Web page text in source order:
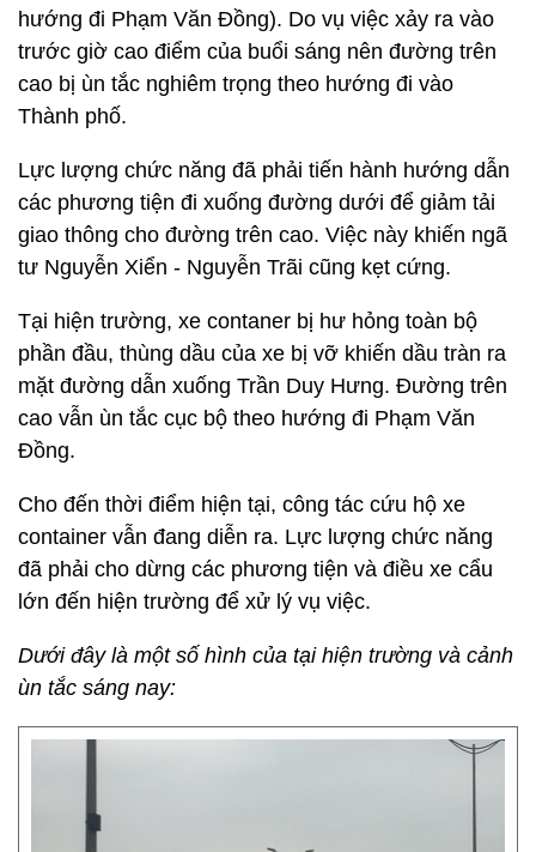
hướng đi Phạm Văn Đồng). Do vụ việc xảy ra vào
trước giờ cao điểm của buổi sáng nên đường trên
cao bị ùn tắc nghiêm trọng theo hướng đi vào
Thành phố.
Lực lượng chức năng đã phải tiến hành hướng dẫn
các phương tiện đi xuống đường dưới để giảm tải
giao thông cho đường trên cao. Việc này khiến ngã
tư Nguyễn Xiển - Nguyễn Trãi cũng kẹt cứng.
Tại hiện trường, xe contaner bị hư hỏng toàn bộ
phần đầu, thùng dầu của xe bị vỡ khiến dầu tràn ra
mặt đường dẫn xuống Trần Duy Hưng. Đường trên
cao vẫn ùn tắc cục bộ theo hướng đi Phạm Văn
Đồng.
Cho đến thời điểm hiện tại, công tác cứu hộ xe
container vẫn đang diễn ra. Lực lượng chức năng
đã phải cho dừng các phương tiện và điều xe cẩu
lớn đến hiện trường để xử lý vụ việc.
Dưới đây là một số hình của tại hiện trường và cảnh
ùn tắc sáng nay: